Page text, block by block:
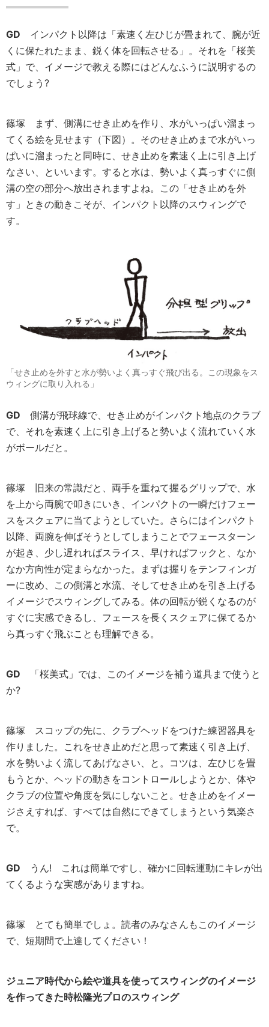
GD インパクト以降は「素速く左ひじが畳まれて、腕が近
くに保たれたまま、鋭く体を回転させる」。それを「桜美
式」で、イメージで教える際にはどんなふうに説明するの
でしょう?
篠塚 まず、側溝にせき止めを作り、水がいっぱい溜まっ
てくる絵を見せます（下図）。そのせき止めまで水がいっ
ぱいに溜まったと同時に、せき止めを素速く上に引き上げ
なさい、といいます。すると水は、勢いよく真っすぐに側
溝の空の部分へ放出されますよね。この「せき止めを外
す」ときの動きこそが、インパクト以降のスウィングで
す。
「せき止めを外すと水が勢いよく真っすぐ飛び出る。この現象をス
ウィングに取り入れる」
GD 側溝が飛球線で、せき止めがインパクト地点のクラブ
で、それを素速く上に引き上げると勢いよく流れていく水
がボールだと。
篠塚 旧来の常識だと、両手を重ねて握るグリップで、水
を上から両腕で叩きにいき、インパクトの一瞬だけフェー
スをスクェアに当てようとしていた。さらにはインパクト
以降、両腕を伸ばそうとしてしまうことでフェースターン
が起き、少し遅れればスライス、早ければフックと、なか
なか方向性が定まらなかった。まずは握りをテンフィンガ
ーに改め、この側溝と水流、そしてせき止めを引き上げる
イメージでスウィングしてみる。体の回転が鋭くなるのが
すぐに実感できるし、フェースを長くスクェアに保てるか
ら真っすぐ飛ぶことも理解できる。
GD 「桜美式」では、このイメージを補う道具まで使うと
か?
篠塚 スコップの先に、クラブヘッドをつけた練習器具を
作りました。これをせき止めだと思って素速く引き上げ、
水を勢いよく流してあげなさい、と。コツは、左ひじを畳
もうとか、ヘッドの動きをコントロールしようとか、体や
クラブの位置や角度を気にしないこと。せき止めをイメー
ジさえすれば、すべては自然にできてしまうという気楽さ
で。
GD うん! これは簡単ですし、確かに回転運動にキレが出
てくるような実感がありますね。
篠塚 とても簡単でしょ。読者のみなさんもこのイメージ
で、短期間で上達してください！
ジュニア時代から絵や道具を使ってスウィングのイメージ
を作ってきた時松隆光プロのスウィング